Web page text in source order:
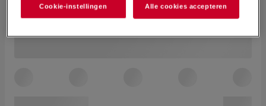
Cookie-instellingen Alle cookies accepteren